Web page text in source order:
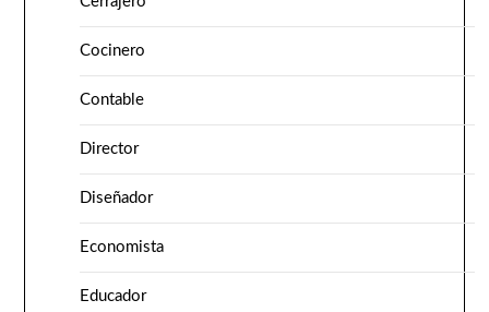
Cocinero
Contable
Director
Diseñador
Economista
Educador